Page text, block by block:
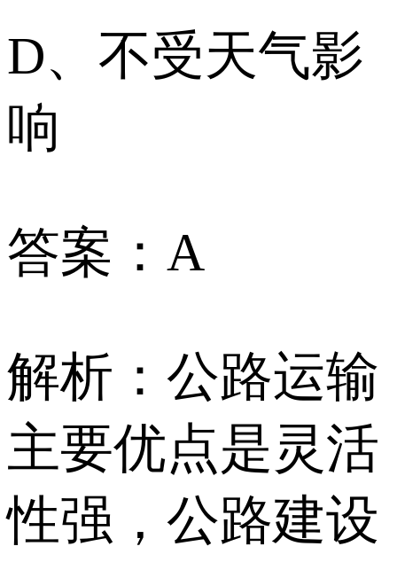
D、不受天气影
响
答案：A
解析：公路运输
主要优点是灵活
性强，公路建设